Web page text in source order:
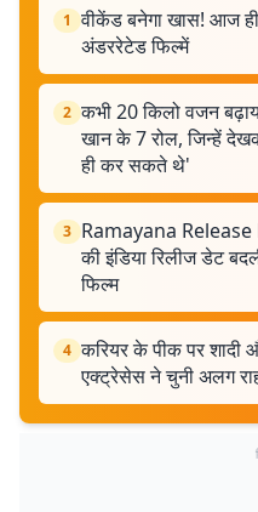
1 वीकेंड बनेगा खास! आज
अंडररेटेड फिल्में
2 कभी 20 किलो वजन
खान के 7 रोल, जिन्हें
ही कर सकते थे'
3 Ramayana Release
की इंडिया रिलीज डेट
फिल्म
4 करियर के पीक पर शादी
एक्ट्रेसेस ने चुनी अलग